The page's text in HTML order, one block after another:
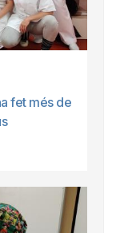
fet més de